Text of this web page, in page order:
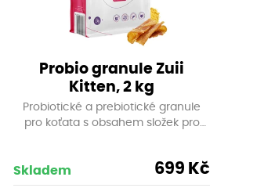
Probio granule Zuii
Kitten, 2 kg
Probiotické a prebiotické granule
pro koťata s obsahem složek pro
Skladem 699 Kč